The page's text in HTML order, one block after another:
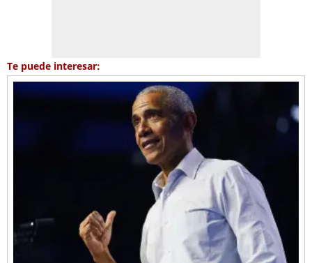
Te puede interesar: